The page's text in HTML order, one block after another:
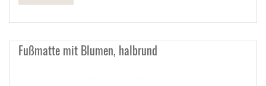
Fußmatte mit Blumen, halbrund